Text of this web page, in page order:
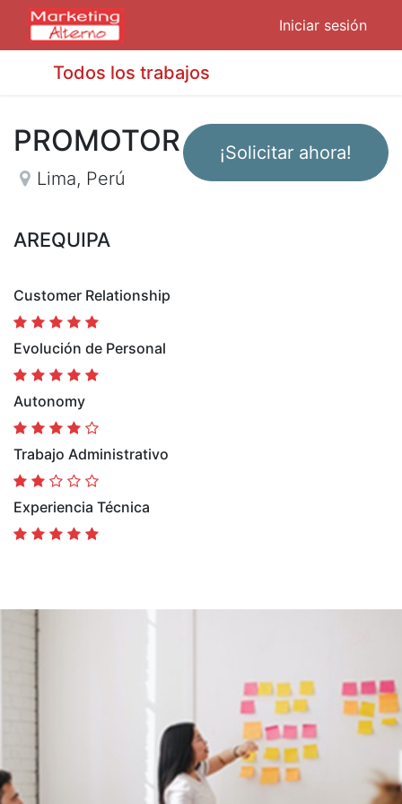
Iniciar sesión
Todos los trabajos
¡Solicitar ahora!
PROMOTOR
Lima, Perú
AREQUIPA
Customer Relationship
Evolución de Personal
Autonomy
Trabajo Administrativo
Experiencia Técnica